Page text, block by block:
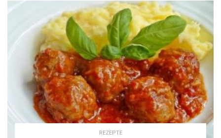
REZEPTE